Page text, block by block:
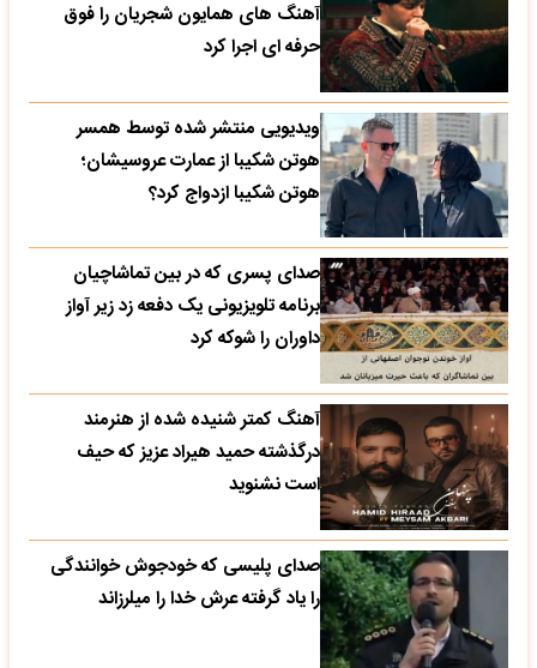
آهنگ های همایون شجریان را فوق
حرفه ای اجرا کرد
ویدیویی منتشر شده توسط همسر
هوتن شکیبا از عمارت عروسیشان؛
هوتن شکیبا ازدواج کرد؟
صدای پسری که در بین تماشاچیان
برنامه تلویزیونی یک دفعه زد زیر آواز
داوران را شوکه کرد
آهنگ کمتر شنیده شده از هنرمند
درگذشته حمید هیراد عزیز که حیف
است نشنوید
صدای پلیسی که خودجوش خوانندگی
را یاد گرفته عرش خدا را میلرزاند